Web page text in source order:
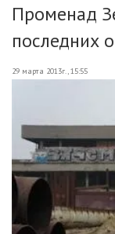
Променад
последних
29 марта 2013г., 15:55